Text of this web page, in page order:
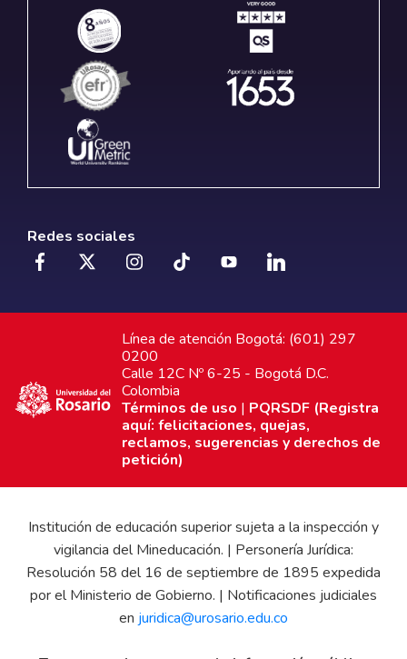
Redes sociales
Línea de atención Bogotá: (601) 297
0200
Calle 12C Nº 6-25 - Bogotá D.C.
Colombia
Términos de uso | PQRSDF (Registra
aquí: felicitaciones, quejas,
reclamos, sugerencias y derechos de
petición)
Institución de educación superior sujeta a la inspección y
vigilancia del Mineducación. | Personería Jurídica:
Resolución 58 del 16 de septiembre de 1895 expedida
por el Ministerio de Gobierno. | Notificaciones judiciales
en juridica@urosario.edu.co